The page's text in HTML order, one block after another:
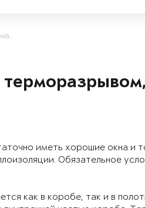
иметь хорошие окна и
Обязательное
как в коробе, так и в